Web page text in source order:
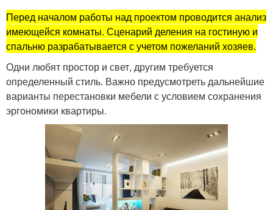
Перед началом работы над проектом проводится анализ
имеющейся комнаты. Сценарий деления на гостиную и
спальню разрабатывается с учетом пожеланий хозяев.
Одни любят простор и свет, другим требуется
определенный стиль. Важно предусмотреть дальнейшие
варианты перестановки мебели с условием сохранения
эргономики квартиры.